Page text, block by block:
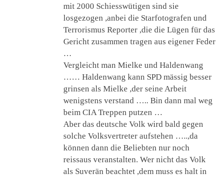
mit 2000 Schiesswütigen sind sie
losgezogen ,anbei die Starfotografen und
Terrorismus Reporter ,die die Lügen für das
Gericht zusammen tragen aus eigener Feder
…
Vergleicht man Mielke und Haldenwang
…… Haldenwang kann SPD mässig besser
grinsen als Mielke ,der seine Arbeit
wenigstens verstand ….. Bin dann mal weg
beim CIA Treppen putzen …
Aber das deutsche Volk wird bald gegen
solche Volksvertreter aufstehen …..,da
können dann die Beliebten nur noch
reissaus veranstalten. Wer nicht das Volk
als Suverän beachtet ,dem muss es halt in